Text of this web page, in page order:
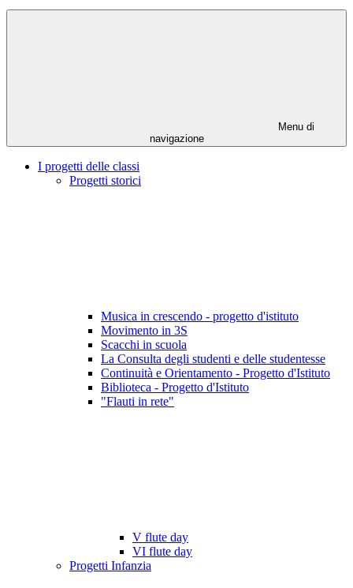
Menu di
navigazione
I progetti delle classi
Progetti storici
Musica in crescendo - progetto d'istituto
Movimento in 3S
Scacchi in scuola
La Consulta degli studenti e delle studentesse
Continuità e Orientamento - Progetto d'Istituto
Biblioteca - Progetto d'Istituto
"Flauti in rete"
V flute day
VI flute day
Progetti Infanzia